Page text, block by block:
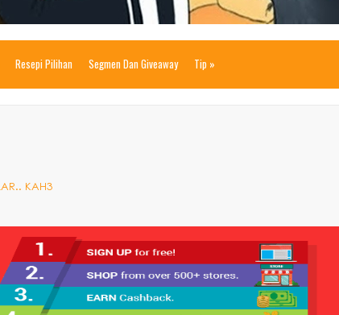
Resepi Pilihan Segmen Dan Giveaway Tip »
KAH3